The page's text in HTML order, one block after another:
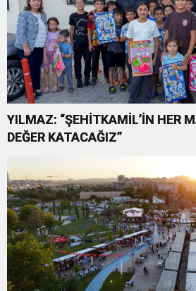
YILMAZ: “ŞEHİTKAMİL’İN HER
DEĞER KATACAĞIZ”